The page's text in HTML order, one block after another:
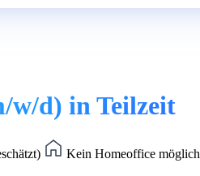
w/d) in Teilzeit
Kein Homeoffice möglich